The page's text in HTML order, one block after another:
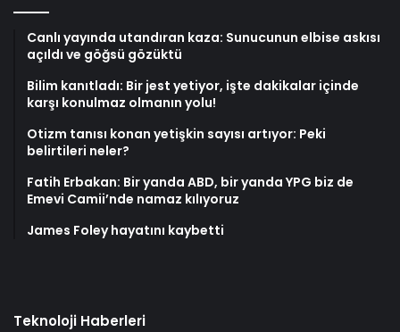
Canlı yayında utandıran kaza: Sunucunun elbise askısı
açıldı ve göğsü gözüktü
Bilim kanıtladı: Bir jest yetiyor, işte dakikalar içinde
karşı konulmaz olmanın yolu!
Otizm tanısı konan yetişkin sayısı artıyor: Peki
belirtileri neler?
Fatih Erbakan: Bir yanda ABD, bir yanda YPG biz de
Emevi Camii’nde namaz kılıyoruz
James Foley hayatını kaybetti
Teknoloji Haberleri